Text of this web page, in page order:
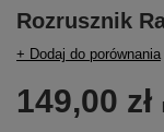
Rozrusznik
+ Dodaj do porównania
149,00 zł